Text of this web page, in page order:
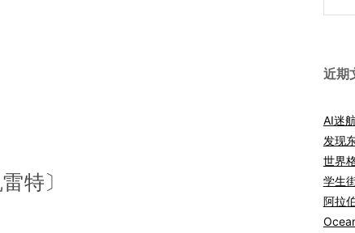
特〕
索：
近期
AI迷
发现
世界
学生
阿拉